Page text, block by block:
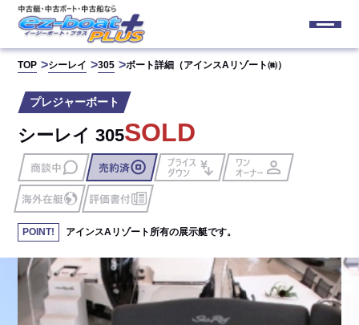
TOP シーレイ 305 ボート詳細（アインスAリゾート㈱）
プレジャーボート
シーレイ 305SOLD
アインスAリゾート所有の展示艇です。